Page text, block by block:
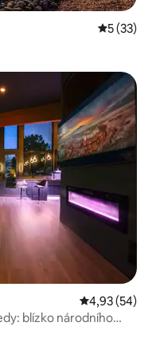
Průměrné
5 (33)
Průměrné
4,93 (54)
blízko národního